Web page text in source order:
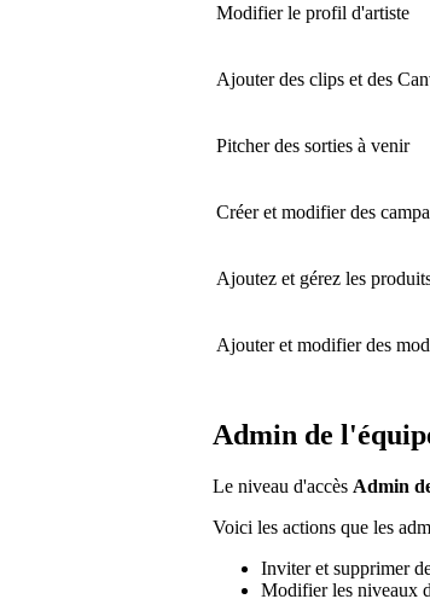
Modifier le profil d'artiste
Ajouter des clips et des
Pitcher des sorties à venir
Créer et modifier des
Ajoutez et gérez les
Ajouter et modifier des
Admin de
Le niveau d'accès Admin
Voici les actions que les
Inviter et supprimer
Modifier les niveaux